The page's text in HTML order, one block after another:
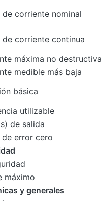
de corriente nominal
de corriente continua
máxima no destructiva
medible más baja
básica
utilizable
de salida
de error cero
máximo
y generales